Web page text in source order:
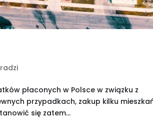
płaconych w Polsce w związku z
przypadkach, zakup kilku
się zatem...